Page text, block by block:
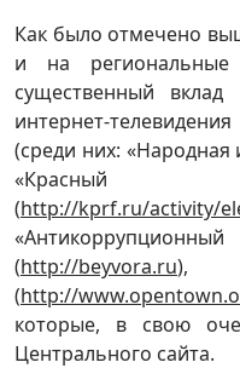
Как было отмечено
и на региональные
существенный
интернет-
(среди них:
(http://kprf.ru/activity/
(http://beyvora.ru),
(http://
которые, в свою
Центрального сайта.